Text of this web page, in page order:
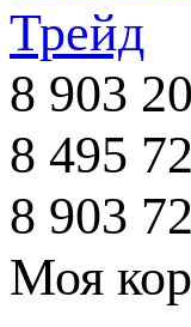
8 903
8 495
8 903
Моя